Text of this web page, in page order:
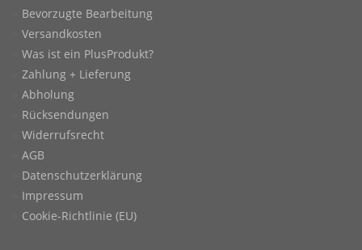
Bevorzugte Bearbeitung
Versandkosten
Was ist ein PlusProdukt?
Zahlung + Lieferung
Abholung
Rücksendungen
Widerrufsrecht
AGB
Datenschutzerklärung
Impressum
Cookie-Richtlinie (EU)